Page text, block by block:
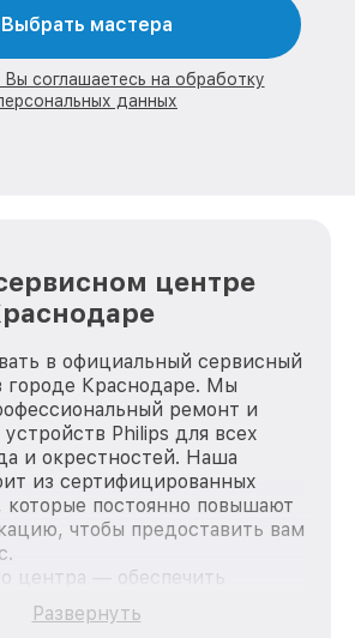
Выбрать мастера
Вы соглашаетесь на обработку
данных
центре
в официальный сервисный
городе Краснодаре. Мы
ремонт и
Philips для всех
и окрестностей. Наша
из сертифицированных
которые постоянно повышают
чтобы предоставить вам
центра — обеспечить
и доступный ремонт для
продукции Philips, вне
Развернуть